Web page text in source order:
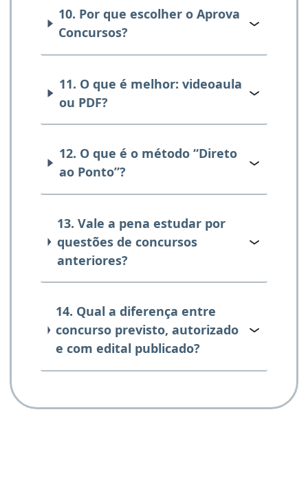
10. Por que escolher o Aprova
Concursos?
11. O que é melhor: videoaula
ou PDF?
12. O que é o método “Direto
ao Ponto”?
13. Vale a pena estudar por
questões de concursos
anteriores?
14. Qual a diferença entre
concurso previsto, autorizado
e com edital publicado?